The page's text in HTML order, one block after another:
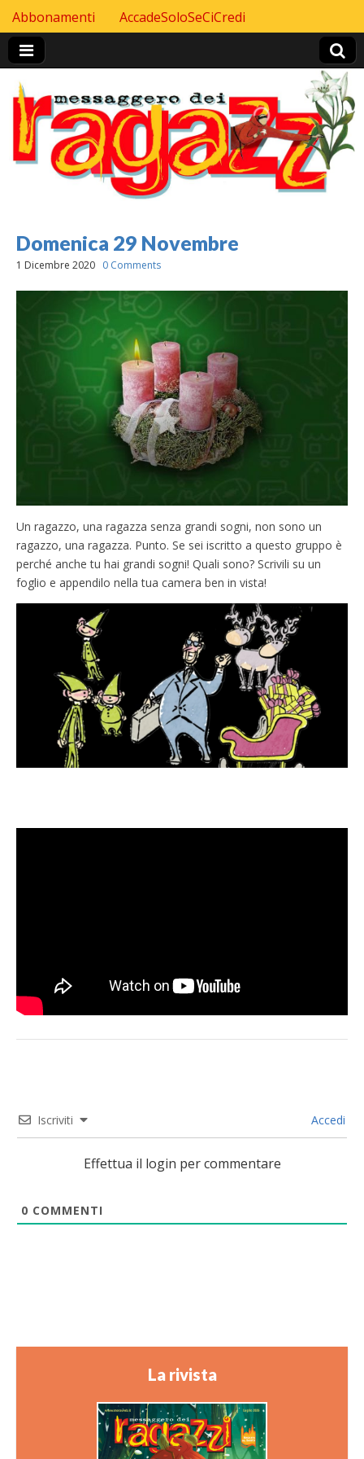
Header Top menu
Skip to content
Abbonamenti AccadeSoloSeCiCredi
Domenica 29 Novembre
1 Dicembre 2020 0 Comments
Un ragazzo, una ragazza senza grandi sogni, non sono un
ragazzo, una ragazza. Punto. Se sei iscritto a questo gruppo è
perché anche tu hai grandi sogni! Quali sono? Scrivili su un
foglio e appendilo nella tua camera ben in vista!
Iscriviti Accedi
Effettua il login per commentare
0 COMMENTI
La rivista